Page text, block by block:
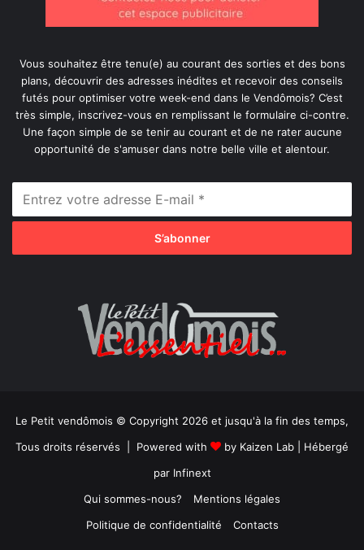
Vous souhaitez être tenu(e) au courant des sorties et des bons
plans, découvrir des adresses inédites et recevoir des conseils
futés pour optimiser votre week-end dans le Vendômois? C’est
très simple, inscrivez-vous en remplissant le formulaire ci-contre.
Une façon simple de se tenir au courant et de ne rater aucune
opportunité de s'amuser dans notre belle ville et alentour.
Le Petit vendômois © Copyright 2026 et jusqu'à la fin des temps,
Tous droits réservés | Powered with
by Kaizen Lab | Hébergé
par Infinext
Qui sommes-nous?
Mentions légales
Politique de confidentialité
Contacts